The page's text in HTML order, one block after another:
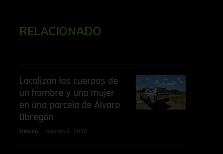
RELACIONADO
Localizan los cuerpos de
un hombre y una mujer
en una parcela de Álvaro
Obregón
México agosto 6, 2026